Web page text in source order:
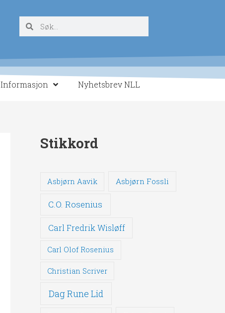
SøkSøk
Informasjon Nyhetsbrev NLL
Stikkord
Asbjørn Aavik Asbjørn Fossli
C.O. Rosenius
Carl Fredrik Wisløff
Carl Olof Rosenius
Christian Scriver
Dag Rune Lid